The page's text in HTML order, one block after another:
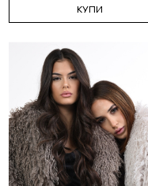
КУПИ